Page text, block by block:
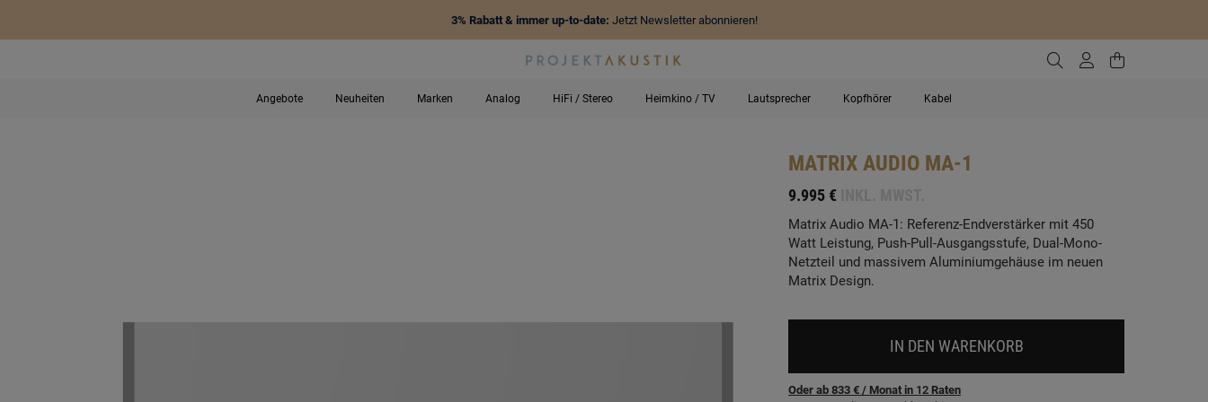
3% Rabatt & immer up-to-date: Jetzt Newsletter abonnieren!
Zur Suche gehen
ZumZum
Angebote Neuheiten Marken Analog HiFi / Stereo Heimkino / TV Lautsprecher Kopfhörer Kabel
MATRIX AUDIO MA-1
9.995 €
Matrix Audio MA-1: Referenz-Endverstärker mit 450
Watt Leistung, Push-Pull-Ausgangsstufe, Dual-Mono-
Netzteil und massivem Aluminiumgehäuse im neuen
Matrix Design.
IN DEN WARENKORB
Oder ab 833 € / Monat in 12 Raten